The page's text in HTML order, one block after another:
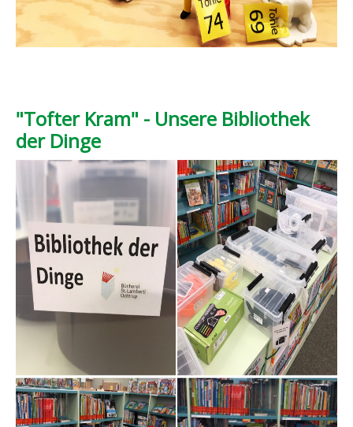
"Tofter Kram" - Unsere Bibliothek
der Dinge